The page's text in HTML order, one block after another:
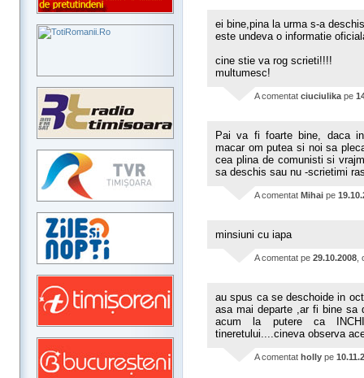
ei bine,pina la urma s-a
este undeva o informatie
cine stie va rog scrieti!!!!
multumesc!
A comentat ciuciulika pe
Pai va fi foarte bine, daca
macar om putea si noi sa
cea plina de comunisti si
sa deschis sau nu -scrietimi
A comentat Mihai pe
minsiuni cu iapa
A comentat pe 29.10.2008
au spus ca se deschoide in
asa mai departe ,ar fi bine sa
acum la putere ca
tineretului....cineva observa
A comentat holly pe